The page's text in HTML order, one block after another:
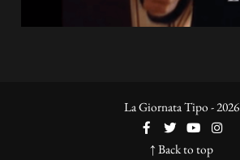
La Giornata Tipo - 2026
↑ Back to top